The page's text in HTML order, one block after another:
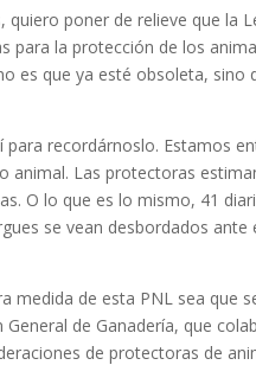
quiero poner de relieve que la
para la protección de los
es que ya esté obsoleta,
para recordárnoslo. Estamos
animal. Las protectoras
O lo que es lo mismo, 41
se vean desbordados
medida de esta PNL sea que
General de Ganadería, que
de protectoras de